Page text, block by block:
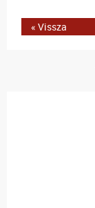
« Vissza